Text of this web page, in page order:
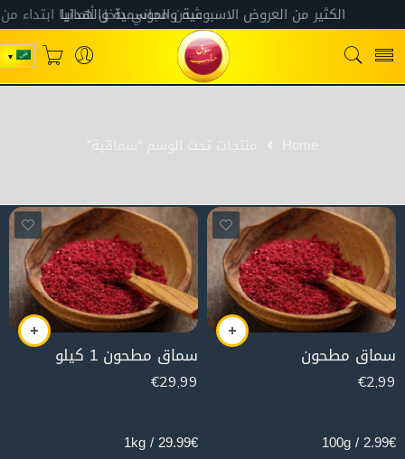
سماق مطحون
€2,99
2.99€ / 100g
سماق مطحون 1 كيلو
€29,99
29.99€ / 1kg